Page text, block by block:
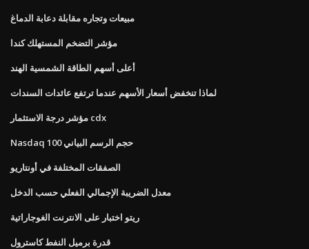
مبيعات وتجاره مقابلة دعابة الدماغ
مؤشر التضخم المستهلك كندا
أعلى أسهم الطاقة الشمسية الهند
لماذا تنخفض أسعار الأسهم عندما ترتفع عائدات السندات
مؤشر درجة الاستثمار cdx
Nasdaq 100 حجم الرسم البياني
الصفقات المختلفة في أونتاريو
معدل الضريبة الإجمالي الفعلي حسب الدخل
ريتو اختبار على الانترنت الغوجاراتية
قدرة برميل النفط كاسترول